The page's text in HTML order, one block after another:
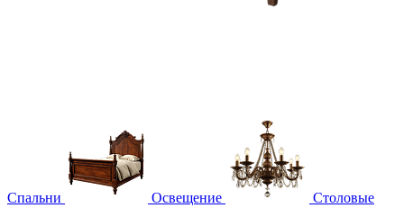
Спальни Освещение Столовые